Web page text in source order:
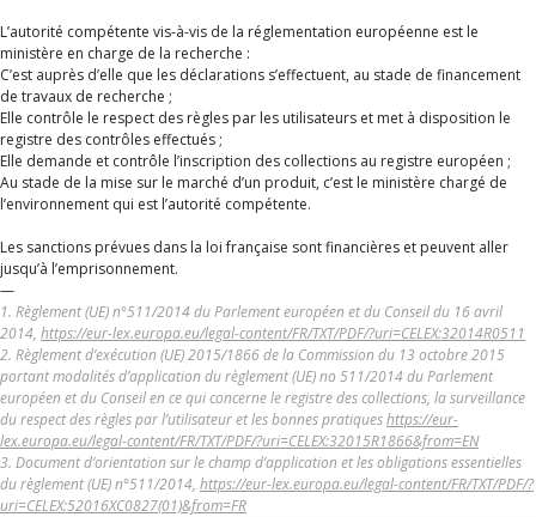
L’autorité compétente vis-à-vis de la réglementation européenne est le
ministère en charge de la recherche :
C’est auprès d’elle que les déclarations s’effectuent, au stade de financement
de travaux de recherche ;
Elle contrôle le respect des règles par les utilisateurs et met à disposition le
registre des contrôles effectués ;
Elle demande et contrôle l’inscription des collections au registre européen ;
Au stade de la mise sur le marché d’un produit, c’est le ministère chargé de
l’environnement qui est l’autorité compétente.
Les sanctions prévues dans la loi française sont financières et peuvent aller
jusqu’à l’emprisonnement.
—
1. Règlement (UE) n°511/2014 du Parlement européen et du Conseil du 16 avril
2014, https://eur-lex.europa.eu/legal-content/FR/TXT/PDF/?uri=CELEX:32014R0511
2. Règlement d’exécution (UE) 2015/1866 de la Commission du 13 octobre 2015
portant modalités d’application du règlement (UE) no 511/2014 du Parlement
européen et du Conseil en ce qui concerne le registre des collections, la surveillance
du respect des règles par l’utilisateur et les bonnes pratiqueshttps://eur-
lex.europa.eu/legal-content/FR/TXT/PDF/?uri=CELEX:32015R1866&from=EN
3. Document d’orientation sur le champ d’application et les obligations essentielles
du règlement (UE) n°511/2014, https://eur-lex.europa.eu/legal-content/FR/TXT/PDF/?
uri=CELEX:52016XC0827(01)&from=FR